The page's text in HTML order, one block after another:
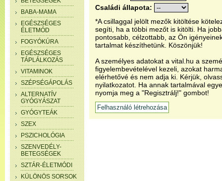
BABA-MAMA
EGÉSZSÉGES
ÉLETMÓD
FOGYÓKÚRA
EGÉSZSÉGES
TÁPLÁLKOZÁS
VITAMINOK
SZÉPSÉGÁPOLÁS
ALTERNATÍV
GYÓGYÁSZAT
GYÓGYTEÁK
SZEX
PSZICHOLÓGIA
SZENVEDÉLY-
BETEGSÉGEK
SZTÁR-ÉLETMÓDI
KÜLÖNÖS SORSOK
Családi állapota:
*A csillaggal jelölt mezők kitöltése
segíti, ha a többi mezőt is kitölti. Ha
pontosabb, célzottabb, az Ön
tartalmat készíthetünk. Köszönjük!
A személyes adatokat a vital.hu a
figyelembevételével kezeli, azokat
elérhetővé és nem adja ki. Kérjük,
nyilatkozatot. Ha annak tartalmával
nyomja meg a "Regisztrálj!" gombot!